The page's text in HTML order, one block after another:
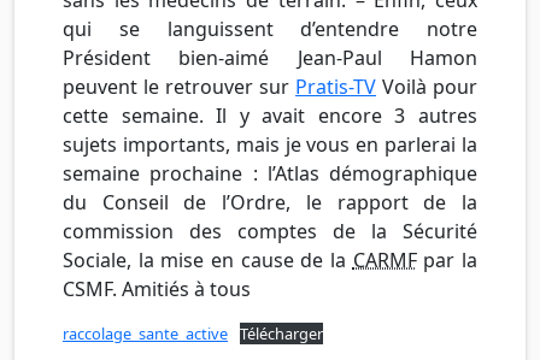
qui se languissent d’entendre notre
Président bien-aimé Jean-Paul Hamon
peuvent le retrouver sur Pratis-TV Voilà pour
cette semaine. Il y avait encore 3 autres
sujets importants, mais je vous en parlerai la
semaine prochaine : l’Atlas démographique
du Conseil de l’Ordre, le rapport de la
commission des comptes de la Sécurité
Sociale, la mise en cause de la CARMFpar la
CSMF. Amitiés à tous
raccolage_sante_active Télécharger